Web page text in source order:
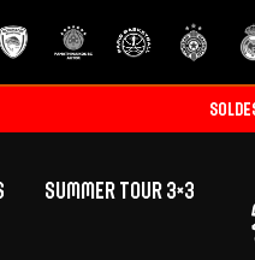
SUMMER TOUR 3×3